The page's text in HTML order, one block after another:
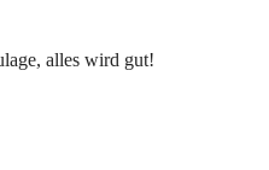
alles wird gut!